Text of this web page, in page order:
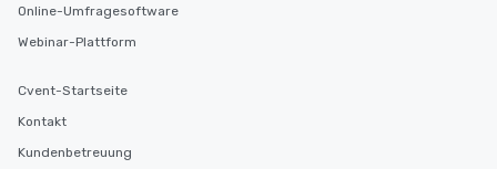
Online-Umfragesoftware
Webinar-Plattform
Cvent-Startseite
Kontakt
Kundenbetreuung